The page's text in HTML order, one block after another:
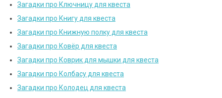
Загадки про Ключницу для квеста
Загадки про Книгу для квеста
Загадки про Книжную полку для квеста
Загадки про Ковёр для квеста
Загадки про Коврик для мышки для квеста
Загадки про Колбасу для квеста
Загадки про Колодец для квеста